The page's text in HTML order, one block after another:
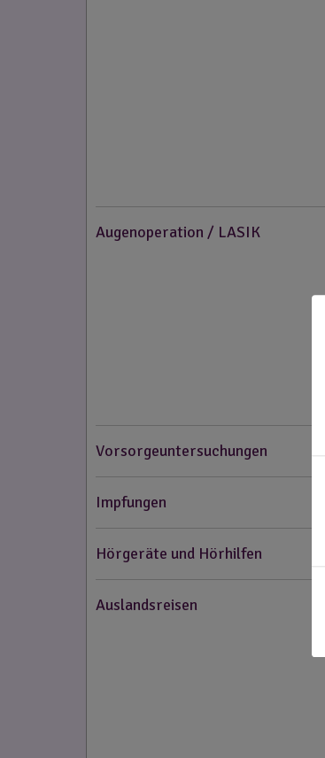
Augenoperation / LASIK
Vorsorgeuntersuchungen
Impfungen
Hörgeräte und Hörhilfen
Auslandsreisen